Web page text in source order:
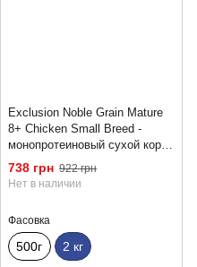
Exclusion Noble Grain Mature
8+ Chiсken Small Breed -
монопротеиновый сухой корм
для пожилых собак мелких
пород с курицей 2 кг
738 грн 922 грн
Нет в наличии
Фасовка
500г 2 кг